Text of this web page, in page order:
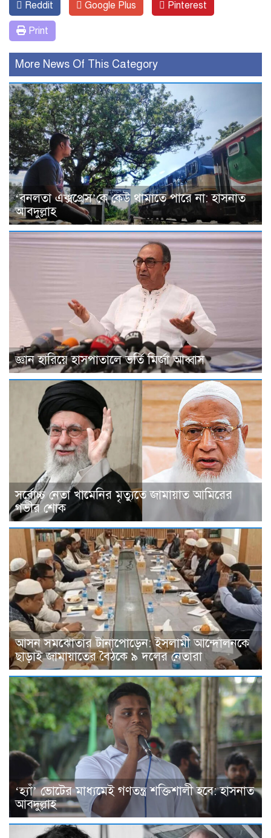
Reddit Google Plus Pinterest
Print
More News Of This Category
‘বনলতা এক্সপ্রেস’কে কেউ থামাতে পারে না: হাসনাত
আবদুল্লাহ
জ্ঞান হারিয়ে হাসপাতালে ভর্তি মির্জা আব্বাস
সর্বোচ্চ নেতা খামেনির মৃত্যুতে জামায়াত আমিরের
গভীর শোক
আসন সমঝোতার টানাপোড়েন: ইসলামী আন্দোলনকে
ছাড়াই জামায়াতের বৈঠকে ৯ দলের নেতারা
‘হ্যাঁ’ ভোটের মাধ্যমেই গণতন্ত্র শক্তিশালী হবে: হাসনাত
আবদুল্লাহ